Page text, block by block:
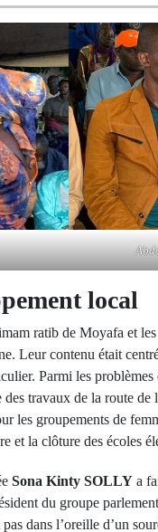
local
ratib de Moyafa et
Leur contenu était
Parmi les
travaux de la route de
les groupements de
et la clôture des écoles
Sona Kinty SOLLY a
du groupe
dans l’oreille d’un